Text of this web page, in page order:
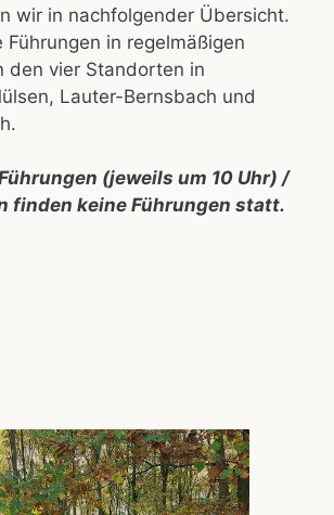
wir in nachfolgender Übersicht.
Führungen in regelmäßigen
den vier Standorten in
Lauter-Bernsbach und
(jeweils um 10 Uhr) /
finden keine Führungen statt.